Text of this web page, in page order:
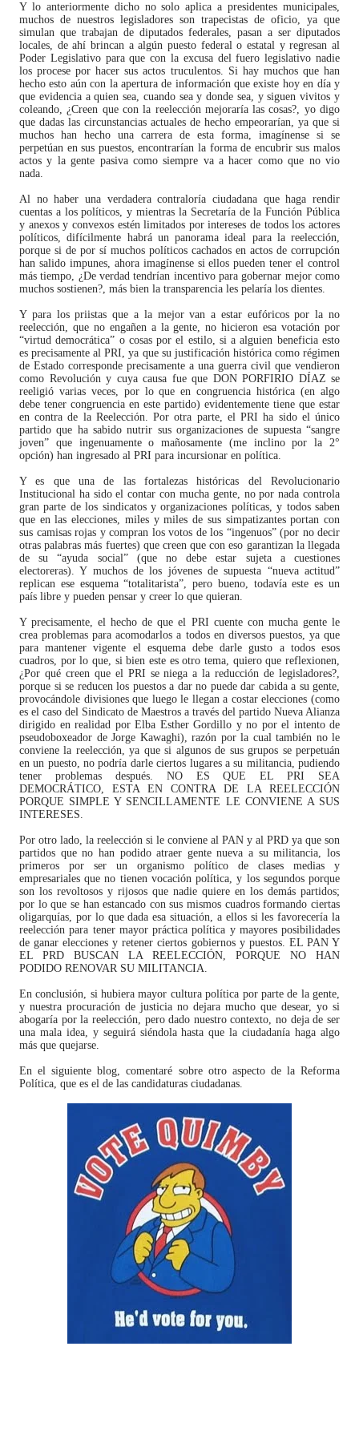
Y lo anteriormente dicho no solo aplica a presidentes municipales,
muchos de nuestros legisladores son trapecistas de oficio, ya que
simulan que trabajan de diputados federales, pasan a ser diputados
locales, de ahí brincan a algún puesto federal o estatal y regresan al
Poder Legislativo para que con la excusa del fuero legislativo nadie
los procese por hacer sus actos truculentos. Si hay muchos que han
hecho esto aún con la apertura de información que existe hoy en día y
que evidencia a quien sea, cuando sea y donde sea, y siguen vivitos y
coleando, ¿Creen que con la reelección mejoraría las cosas?, yo digo
que dadas las circunstancias actuales de hecho empeorarían, ya que si
muchos han hecho una carrera de esta forma, imagínense si se
perpetúan en sus puestos, encontrarían la forma de encubrir sus malos
actos y la gente pasiva como siempre va a hacer como que no vio
nada.
Al no haber una verdadera contraloría ciudadana que haga rendir
cuentas a los políticos, y mientras la Secretaría de la Función Pública
y anexos y convexos estén limitados por intereses de todos los actores
políticos, difícilmente habrá un panorama ideal para la reelección,
porque si de por sí muchos políticos cachados en actos de corrupción
han salido impunes, ahora imagínense si ellos pueden tener el control
más tiempo, ¿De verdad tendrían incentivo para gobernar mejor como
muchos sostienen?, más bien la transparencia les pelaría los dientes.
Y para los priistas que a la mejor van a estar eufóricos por la no
reelección, que no engañen a la gente, no hicieron esa votación por
“virtud democrática” o cosas por el estilo, si a alguien beneficia esto
es precisamente al PRI, ya que su justificación histórica como régimen
de Estado corresponde precisamente a una guerra civil que vendieron
como Revolución y cuya causa fue que DON PORFIRIO DÍAZ se
reeligió varias veces, por lo que en congruencia histórica (en algo
debe tener congruencia en este partido) evidentemente tiene que estar
en contra de la Reelección. Por otra parte, el PRI ha sido el único
partido que ha sabido nutrir sus organizaciones de supuesta “sangre
joven” que ingenuamente o mañosamente (me inclino por la 2°
opción) han ingresado al PRI para incursionar en política.
Y es que una de las fortalezas históricas del Revolucionario
Institucional ha sido el contar con mucha gente, no por nada controla
gran parte de los sindicatos y organizaciones políticas, y todos saben
que en las elecciones, miles y miles de sus simpatizantes portan con
sus camisas rojas y compran los votos de los “ingenuos” (por no decir
otras palabras más fuertes) que creen que con eso garantizan la llegada
de su “ayuda social” (que no debe estar sujeta a cuestiones
electoreras). Y muchos de los jóvenes de supuesta “nueva actitud”
replican ese esquema “totalitarista”, pero bueno, todavía este es un
país libre y pueden pensar y creer lo que quieran.
Y precisamente, el hecho de que el PRI cuente con mucha gente le
crea problemas para acomodarlos a todos en diversos puestos, ya que
para mantener vigente el esquema debe darle gusto a todos esos
cuadros, por lo que, si bien este es otro tema, quiero que reflexionen,
¿Por qué creen que el PRI se niega a la reducción de legisladores?,
porque si se reducen los puestos a dar no puede dar cabida a su gente,
provocándole divisiones que luego le llegan a costar elecciones (como
es el caso del Sindicato de Maestros a través del partido Nueva Alianza
dirigido en realidad por Elba Esther Gordillo y no por el intento de
pseudoboxeador de Jorge Kawaghi), razón por la cual también no le
conviene la reelección, ya que si algunos de sus grupos se perpetuán
en un puesto, no podría darle ciertos lugares a su militancia, pudiendo
tener problemas después. NO ES QUE EL PRI SEA
DEMOCRÁTICO, ESTA EN CONTRA DE LA REELECCIÓN
PORQUE SIMPLE Y SENCILLAMENTE LE CONVIENE A SUS
INTERESES.
Por otro lado, la reelección si le conviene al PAN y al PRD ya que son
partidos que no han podido atraer gente nueva a su militancia, los
primeros por ser un organismo político de clases medias y
empresariales que no tienen vocación política, y los segundos porque
son los revoltosos y rijosos que nadie quiere en los demás partidos;
por lo que se han estancado con sus mismos cuadros formando ciertas
oligarquías, por lo que dada esa situación, a ellos si les favorecería la
reelección para tener mayor práctica política y mayores posibilidades
de ganar elecciones y retener ciertos gobiernos y puestos. EL PAN Y
EL PRD BUSCAN LA REELECCIÓN, PORQUE NO HAN
PODIDO RENOVAR SU MILITANCIA.
En conclusión, si hubiera mayor cultura política por parte de la gente,
y nuestra procuración de justicia no dejara mucho que desear, yo si
abogaría por la reelección, pero dado nuestro contexto, no deja de ser
una mala idea, y seguirá siéndola hasta que la ciudadanía haga algo
más que quejarse.
En el siguiente blog, comentaré sobre otro aspecto de la Reforma
Política, que es el de las candidaturas ciudadanas.